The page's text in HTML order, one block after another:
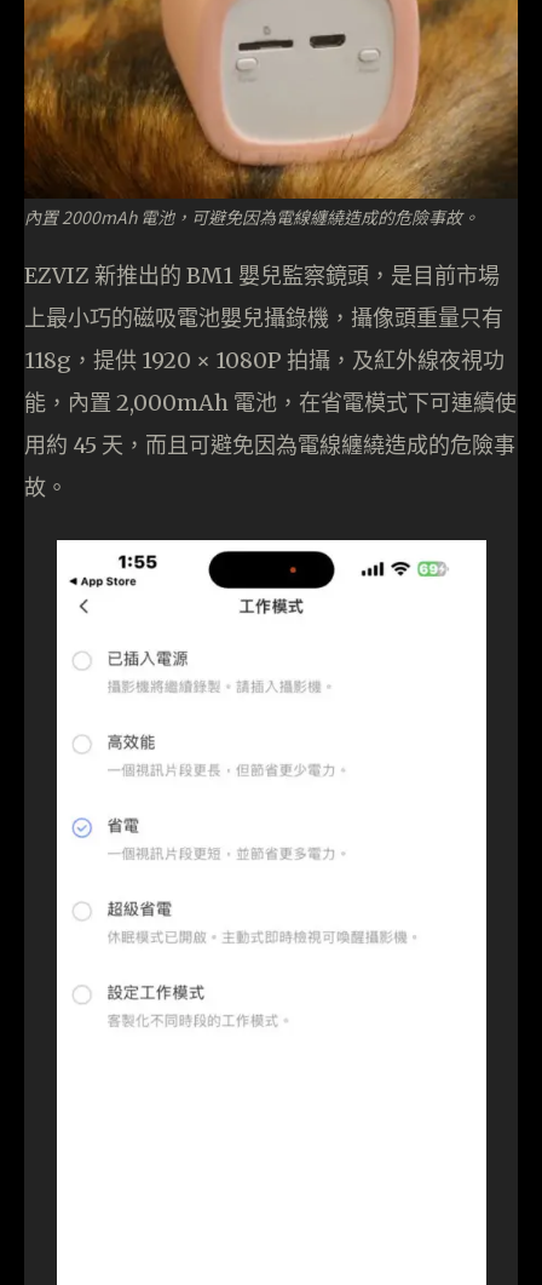
內置 2000mAh 電池，可避免因為電線纏繞造成的危險事故。
EZVIZ 新推出的 BM1 嬰兒監察鏡頭，是目前市場
上最小巧的磁吸電池嬰兒攝錄機，攝像頭重量只有
118g，提供 1920 × 1080P 拍攝，及紅外線夜視功
能，內置 2,000mAh 電池，在省電模式下可連續使
用約 45 天，而且可避免因為電線纏繞造成的危險事
故。